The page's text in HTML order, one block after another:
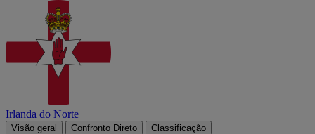
Irlanda do Norte
Visão geral Confronto Direto Classificação